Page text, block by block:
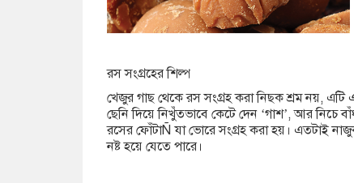
রস সংগ্রহের শিল্প
খেজুর গাছ থেকে রস সংগ্রহ করা নিছক শ্রম নয়,
ছেনি দিয়ে নিখুঁতভাবে কেটে দেন ‘গাশ’, আর নিচে
রসের ফোঁটাÑ যা ভোরে সংগ্রহ করা হয়। এতটাই
নষ্ট হয়ে যেতে পারে।